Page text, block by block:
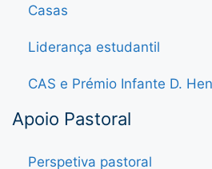
Casas
Liderança estudantil
CAS e Prémio Infante D.
Apoio Pastoral
Perspetiva pastoral